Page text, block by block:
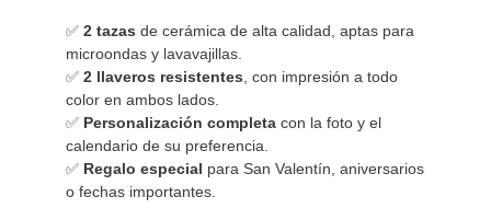
✅ 2 tazas de cerámica de alta calidad, aptas para
microondas y lavavajillas.
✅ 2 llaveros resistentes , con impresión a todo
color en ambos lados.
✅ Personalización completa con la foto y el
calendario de su preferencia.
✅ Regalo especial para San Valentín, aniversarios
o fechas importantes.